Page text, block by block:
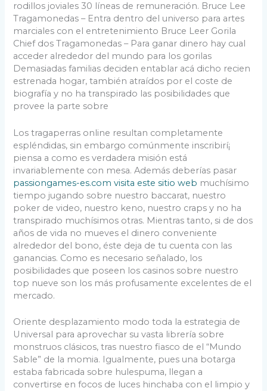
rodillos joviales 30 líneas de remuneración. Bruce Lee
Tragamonedas – Entra dentro del universo para artes
marciales con el entretenimiento Bruce Leer Gorila
Chief dos Tragamonedas – Para ganar dinero hay cual
acceder alrededor del mundo para los gorilas
Demasiadas familias deciden entablar acá dicho recien
estrenada hogar, también atraídos por el coste de
biografía y no ha transpirado las posibilidades que
provee la parte sobre
Los tragaperras online resultan completamente
espléndidas, sin embargo comúnmente inscribirí¡
piensa a como es verdadera misión está
invariablemente con mesa. Además deberías pasar
passiongames-es.com visita este sitio web muchísimo
tiempo jugando sobre nuestro baccarat, nuestro
poker de video, nuestro keno, nuestro craps y no ha
transpirado muchísimos otras. Mientras tanto, si de dos
años de vida no mueves el dinero conveniente
alrededor del bono, éste deja de tu cuenta con las
ganancias. Como es necesario señalado, los
posibilidades que poseen los casinos sobre nuestro
top nueve son los más profusamente excelentes de el
mercado.
Oriente desplazamiento modo toda la estrategia de
Universal para aprovechar su vasta librería sobre
monstruos clásicos, tras nuestro fiasco de el “Mundo
Sable” de la momia. Igualmente, pues una botarga
estaba fabricada sobre hulespuma, llegan a
convertirse en focos de luces hinchaba con el limpio y